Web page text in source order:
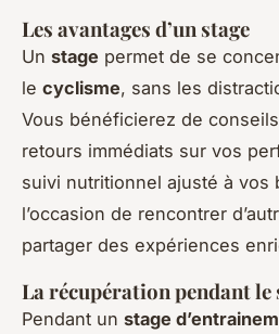
Les avantages d’un stage
Un stage permet de se
le cyclisme, sans les
Vous bénéficierez de
retours immédiats sur vos
suivi nutritionnel ajusté à vos
l’occasion de rencontrer
partager des expériences
La récupération pendant le
Pendant un stage